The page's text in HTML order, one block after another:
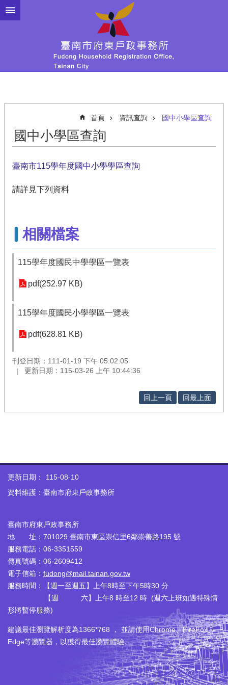
跳到主要內容區塊
首頁 資訊查詢 國中小學區查詢
國中小學區查詢
臺南市115學年度國中小學學區查詢
請詳見下列資料
相關檔案
115學年度國民中學學區一覽表
pdf(252.97 KB)
115學年度國民小學學區一覽表
pdf(628.81 KB)
刊登日期：111-01-19 下午 05:02:05
更新日期：115-03-26 上午 10:44:36
回上一頁 回最上面
更新日期：
115-08-10
資料維護：臺南市府東戶政事務所
臺南市府東戶政事務所
地 址：701029 臺南市東區崇信里6鄰崇善路195 號
服務電話：06-3351559
傳真號碼：06-2609412
電子信箱： fudong@mail.tainan.gov.tw
服務時間：【週一至週五】上午8時至下午5時30 分
【週 六】上午8 時至12 時 (週六上班如遇特殊情
形將暫停服務)
建議最佳瀏覽解析度為1366*768 ， 並請使用Chrome、FireFox、
Edge等瀏覽器，以獲得最佳瀏覽體驗。